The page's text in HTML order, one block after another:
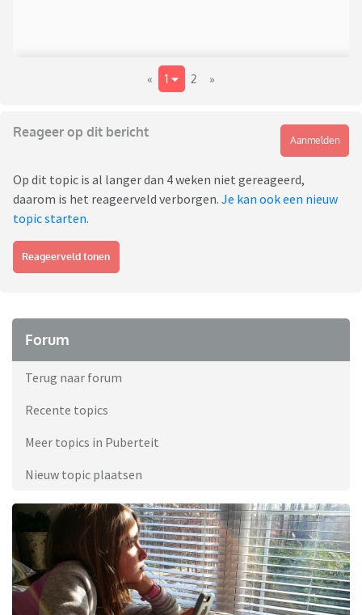
« 1 2 »
Reageer op dit bericht
Aanmelden
Op dit topic is al langer dan 4 weken niet gereageerd,
daarom is het reageerveld verborgen. Je kan ook een nieuw
topic starten.
Reageerveld tonen
Forum
Terug naar forum
Recente topics
Meer topics in Puberteit
Nieuw topic plaatsen